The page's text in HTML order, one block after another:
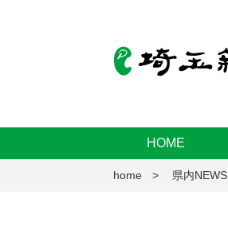
HOME
home 県内NEWS